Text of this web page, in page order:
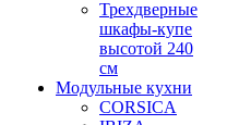
Трехдверные
шкафы-купе
высотой 240
см
Модульные кухни
CORSICA